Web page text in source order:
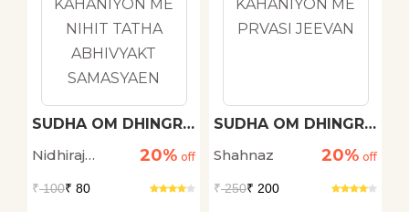
SUDHA OM DHINGRA
NIHIT TATHA
SAMASYAEN
Nidhiraj
20% off
₹100₹ 80
SUDHA OM DHINGRA
PRVASI JEEVAN
Shahnaz 20% off
₹250₹ 200